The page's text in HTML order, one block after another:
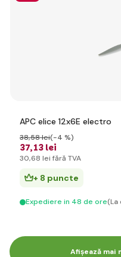
APC elice 12x6E electro
37,13 lei
38,58 lei(-4 %)
30,68 lei fără TVA
+ 8 puncte
Expediere in 48 de ore(La
Afișează mai